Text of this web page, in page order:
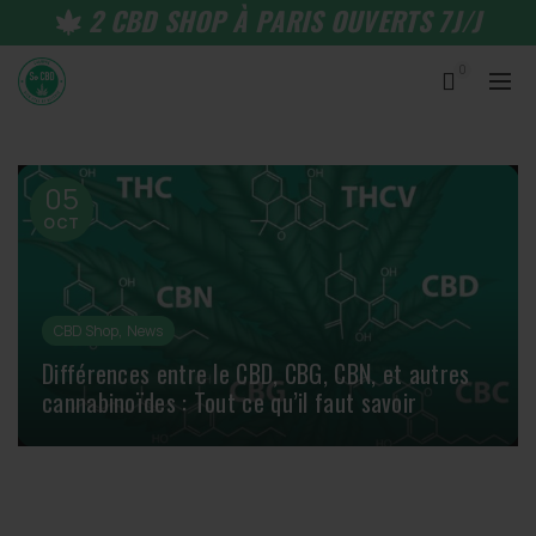
2 CBD SHOP À PARIS OUVERTS 7J/J
05
OCT
CBD Shop News
Différences entre le CBD, CBG, CBN, et autres
cannabinoïdes : Tout ce qu’il faut savoir